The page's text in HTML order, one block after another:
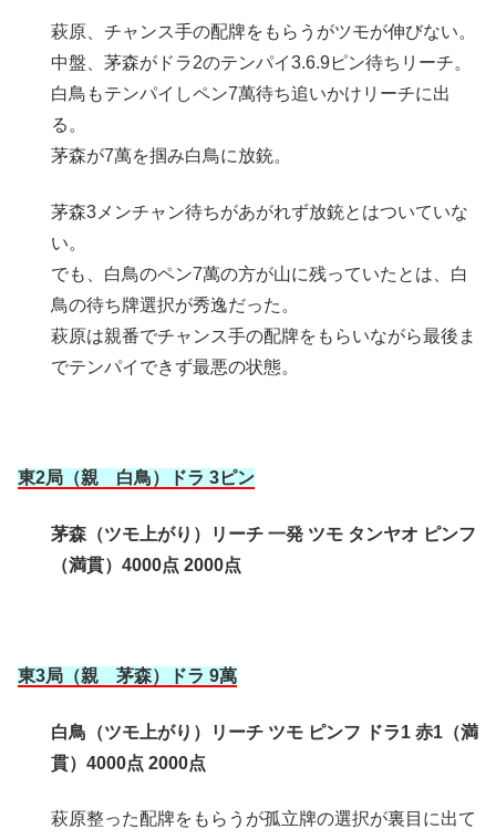
萩原、チャンス手の配牌をもらうがツモが伸びない。
中盤、茅森がドラ2のテンパイ3.6.9ピン待ちリーチ。
白鳥もテンパイしペン7萬待ち追いかけリーチに出
る。
茅森が7萬を掴み白鳥に放銃。
茅森3メンチャン待ちがあがれず放銃とはついていな
い。
でも、白鳥のペン7萬の方が山に残っていたとは、白
鳥の待ち牌選択が秀逸だった。
萩原は親番でチャンス手の配牌をもらいながら最後ま
でテンパイできず最悪の状態。
東2局（親 白鳥）ドラ 3ピン
茅森（ツモ上がり）リーチ 一発 ツモ タンヤオ ピンフ
（満貫）4000点 2000点
東3局（親 茅森）ドラ 9萬
白鳥（ツモ上がり）リーチ ツモ ピンフ ドラ1 赤1（満
貫）4000点 2000点
萩原整った配牌をもらうが孤立牌の選択が裏目に出て